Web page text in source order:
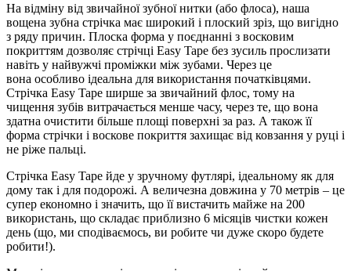
На відміну від звичайної зубної нитки (або флоса), наша
вощена зубна стрічка має широкий і плоский зріз, що вигідно
з ряду причин. Плоска форма у поєднанні з восковим
покриттям дозволяє стрічці Easy Tape без зусиль прослизати
навіть у найвужчі проміжки між зубами. Через це
вона особливо ідеальна для використання початківцями.
Стрічка Easy Tape ширше за звичайний флос, тому на
чищення зубів витрачається менше часу, через те, що вона
здатна очистити більше площі поверхні за раз. А також її
форма стрічки і воскове покриття захищає від ковзання у руці і
не ріже пальці.
Стрічка Easy Tape йде у зручному футлярі, ідеальному як для
дому так і для подорожі. А величезна довжина у 70 метрів – це
супер економно і значить, що її вистачить майже на 200
використань, що складає приблизно 6 місяців чистки кожен
день (що, ми сподіваємось, ви робите чи дуже скоро будете
робити!).